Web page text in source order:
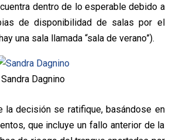
dentro de lo esperable debido a
de disponibilidad de salas por el
una sala llamada “sala de verano”).
Sandra Dagnino
la decisión se ratifique, basándose en
que incluye un fallo anterior de la